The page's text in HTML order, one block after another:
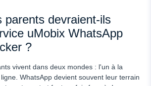
parents devraient-ils
uMobix WhatsApp
?
vivent dans deux mondes : l'un à la
WhatsApp devient souvent leur terrain